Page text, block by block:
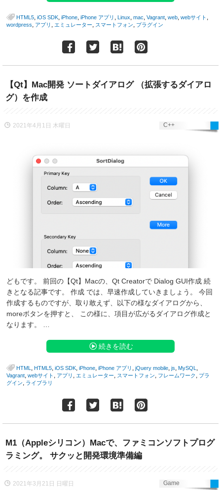
HTML5 iOS SDK iPhone iPhone アプリ Linux mac Vagrant web webサイト
wordpress アプリ エミュレーター スマートフォン プラグイン
【Qt】Mac開発 ソートダイアログ （拡張するダイアロ
グ）を作成
C++
2021年4月1日 木曜日
どもです。 前回の【Qt】Macの、Qt Creatorで Dialog GUI作成 続
きとなる記事です。 作成 では、早速作成していきましょう。 今回
作成するものですが、取り敢えず、以下の様なダイアログから、
moreボタンを押すと、 この様に、項目が広がるダイアログ作成と
なります。 …
続きを読む
HTML HTML5 iOS SDK iPhone iPhone アプリ jQuery mobile js MySQL
Vagrant webサイト アプリ エミュレーター スマートフォン フレームワーク
プラ
グイン
ライブラリ
M1（Appleシリコン）Macで、ファミコンソフトプログ
ラミング。 サクッと開発環境準備編
Game
2021年3月21日 日曜日